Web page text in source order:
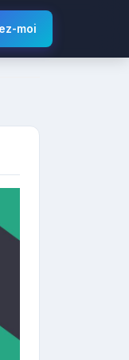
moi